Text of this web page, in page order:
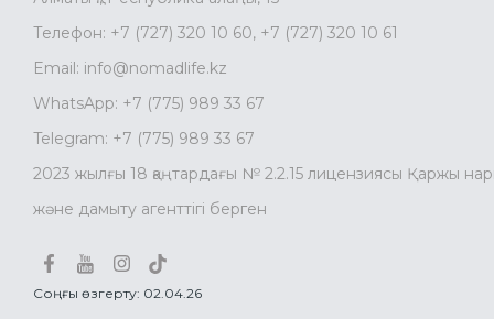
Телефон: +7 (727) 320 10 60, +7 (727) 320 10 61
Email: info@nomadlife.kz
WhatsApp: +7 (775) 989 33 67
Telegram: +7 (775) 989 33 67
2023 жылғы 18 қаңтардағы № 2.2.15 лицензиясы Қаржы
және дамыту агенттігі берген
Соңғы өзгерту: 02.04.26